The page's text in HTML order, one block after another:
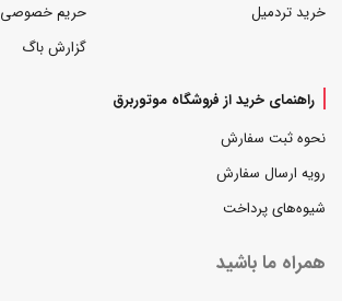
خرید تردمیل
حریم خصوصی
گزارش باگ
راهنمای خرید از فروشگاه موتوربرق
نحوه ثبت سفارش
رویه ارسال سفارش
شیوه‌های پرداخت
همراه ما باشید